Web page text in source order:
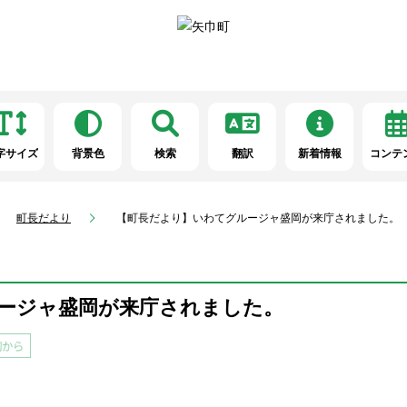
サイズ 背景色 検索 翻訳 新着情報 コンテ
町長だより 【町長だより】いわてグルージャ盛岡が来庁されました。
ジャ盛岡が来庁されました。